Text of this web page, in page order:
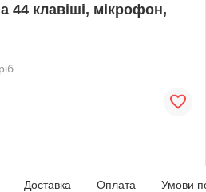
44 клавіші, мікрофон,
Доставка Оплата Умови